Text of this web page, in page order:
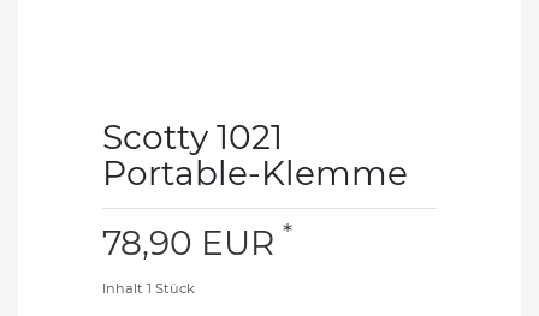
Scotty 1021
Portable-Klemme
78,90 EUR *
Inhalt 1 Stück